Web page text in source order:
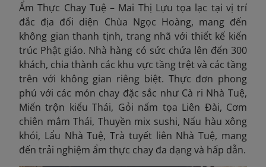
Ẩm Thực Chay Tuệ – Mai Thị Lựu tọa lạc tại vị trí
đắc địa đối diện Chùa Ngọc Hoàng, mang đến
không gian thanh tịnh, trang nhã với thiết kế kiến
trúc Phật giáo. Nhà hàng có sức chứa lên đến 300
khách, chia thành các khu vực tầng trệt và các tầng
trên với không gian riêng biệt. Thực đơn phong
phú với các món chay đặc sắc như Cà ri Nhà Tuệ,
Miến trộn kiểu Thái, Gỏi nấm tọa Liên Đài, Cơm
chiên mắm Thái, Thuyền mix sushi, Nấu hàu xông
khói, Lẩu Nhà Tuệ, Trà tuyết liên Nhà Tuệ, mang
đến trải nghiệm ẩm thực chay đa dạng và hấp dẫn.